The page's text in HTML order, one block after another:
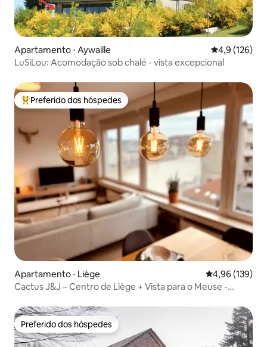
Apartamento ⋅ Aywaille 4,9 de uma
4,9 (126)
LuSiLou: Acomodação sob chalé - vista excepcional
Entre os melhores preferidos dos hóspedes
Preferido dos hóspedes
Apartamento ⋅ Liège 4,96 de uma
4,96 (139)
Cactus J&J – Centro de Liège + Vista para o Meuse -
Preferido dos hóspedes
Preferido dos hóspedes